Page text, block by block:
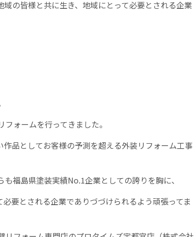
の皆様と共に生き、地域にとって必要とされる企業
フォームを行ってきました。
品としてお客様の予測を超える外装リフォーム工事
も福島県塗装実績No.1企業としての誇りを胸に、
要とされる企業でありづづけられるよう頑張ってま